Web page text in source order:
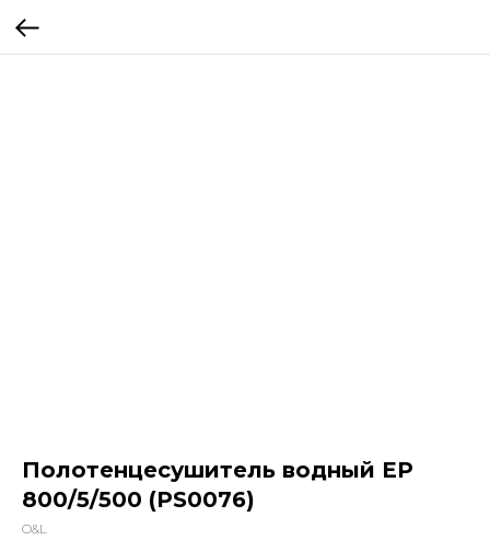
Полотенцесушитель водный EP
800/5/500 (PS0076)
O&L